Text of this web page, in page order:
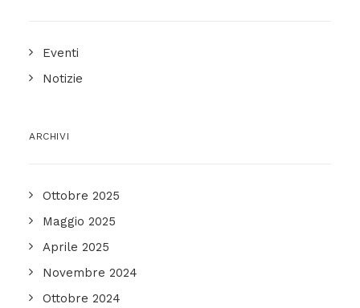
Eventi
Notizie
ARCHIVI
Ottobre 2025
Maggio 2025
Aprile 2025
Novembre 2024
Ottobre 2024